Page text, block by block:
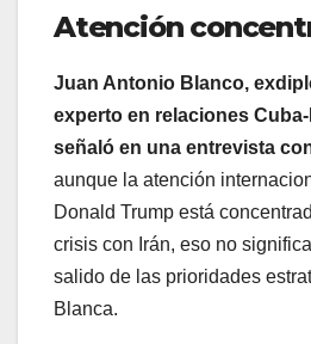
Atención
Juan Antonio Blanco,
experto en relaciones
señaló en una entrevista
aunque la atención
Donald Trump está
crisis con Irán, eso no
salido de las prioridades
Blanca.